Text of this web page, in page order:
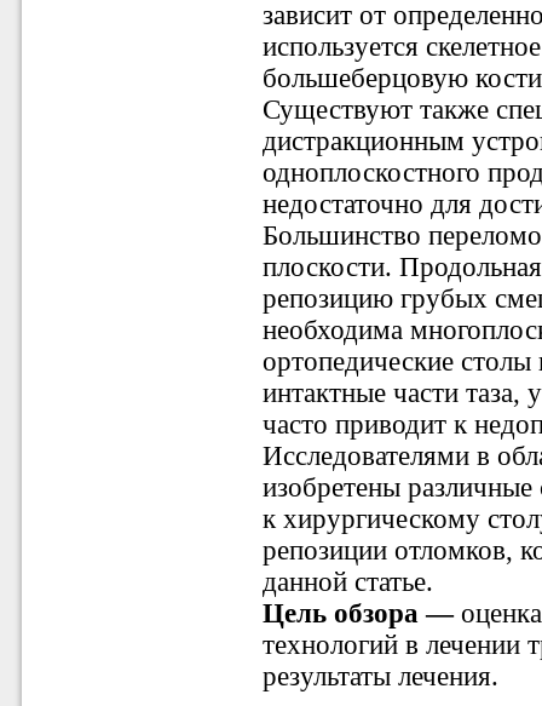
зависит от
используется
большеберцовую
Существуют также
дистракционным
одноплоскостного
недостаточно для
Большинство
плоскости.
репозицию грубых
необходима
ортопедические столы
интактные части таза,
часто приводит к
Исследователями в
изобретены
к хирургическому
репозиции отломков,
данной статье.
Цель обзора —
технологий в лечении
результаты лечения.